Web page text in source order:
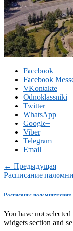
Facebook
Facebook
VKontakte
Odnoklassniki
Twitter
WhatsApp
Google+
Viber
Telegram
Email
← Предыдущая
Расписание
Расписание
You have not
widgets section and